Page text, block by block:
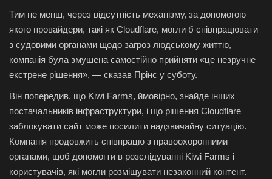
Тим не менш, через відсутність механізму, за допомогою
якого провайдери, такі як Cloudflare, могли б співпрацювати
з судовими органами щодо загроз людському життю,
компанія була змушена самостійно прийняти «це незручне
екстрене рішення», — сказав Прінс у суботу.
Він попередив, що Kiwi Farms, ймовірно, знайде інших
постачальників інфраструктури, і що рішення Cloudflare
заблокувати сайт може посилити надзвичайну ситуацію.
Компанія продовжить співпрацю з правоохоронними
органами, щоб допомогти в розслідуванні Kiwi Farms і
користувачів, які могли розміщувати незаконний контент.